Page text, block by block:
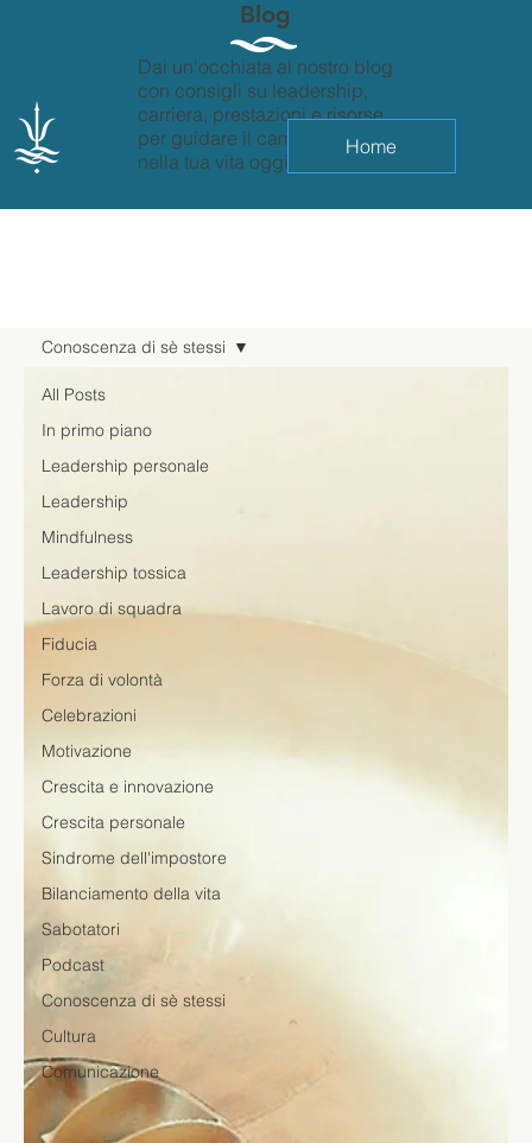
All Posts
In primo piano
Leadership personale
Leadership
Mindfulness
Leadership tossica
Lavoro di squadra
Fiducia
Forza di volontà
Celebrazioni
Motivazione
Crescita e innovazione
Crescita personale
Sindrome dell'impostore
Bilanciamento della vita
Sabotatori
Podcast
Conoscenza di sè stessi
Cultura
Comunicazione
Conoscenza di sè stessi
Blog
Dai un'occhiata al nostro blog
con consigli su leadership,
carriera, prestazioni e risorse
per guidare il cambiamento
nella tua vita oggi.
Home